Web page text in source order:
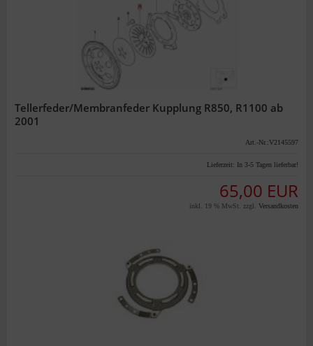
Tellerfeder/Membranfeder Kupplung R850, R1100 ab
2001
Art.-Nr.:V2145597
Lieferzeit: In 3-5 Tagen lieferbar!
65,00 EUR
inkl. 19 % MwSt. zzgl. Versandkosten